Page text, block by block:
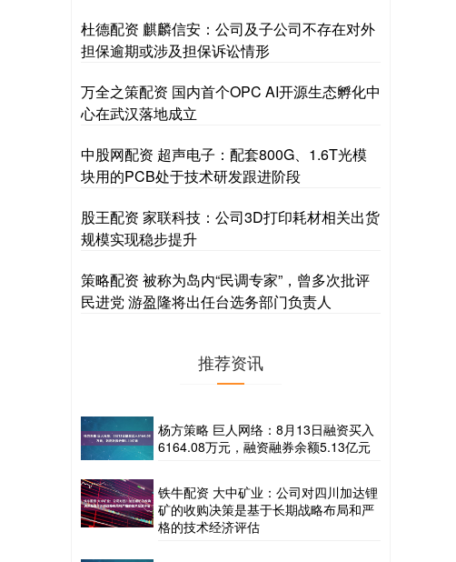
杜德配资 麒麟信安：公司及子公司不存在对外
担保逾期或涉及担保诉讼情形
万全之策配资 国内首个OPC AI开源生态孵化中
心在武汉落地成立
中股网配资 超声电子：配套800G、1.6T光模
块用的PCB处于技术研发跟进阶段
股王配资 家联科技：公司3D打印耗材相关出货
规模实现稳步提升
策略配资 被称为岛内“民调专家”，曾多次批评
民进党 游盈隆将出任台选务部门负责人
推荐资讯
杨方策略 巨人网络：8月13日融资买入
6164.08万元，融资融券余额5.13亿元
铁牛配资 大中矿业：公司对四川加达锂
矿的收购决策是基于长期战略布局和严
格的技术经济评估